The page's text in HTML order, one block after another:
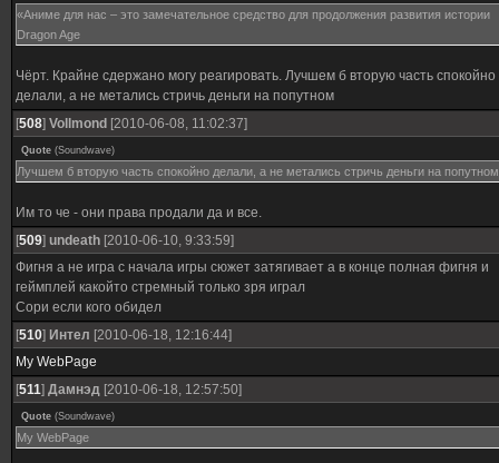
«Аниме для нас – это замечательное средство для продолжения развития истории
Dragon Age
Чёрт. Крайне сдержано могу реагировать. Лучшем б вторую часть спокойно
делали, а не метались стричь деньги на попутном
[508] Vollmond [2010-06-08, 11:02:37]
Quote (Soundwave)
Лучшем б вторую часть спокойно делали, а не метались стричь деньги на попутном
Им то че - они права продали да и все.
[509] undeath [2010-06-10, 9:33:59]
Фигня а не игра с начала игры сюжет затягивает а в конце полная фигня и
геймплей какойто стремный только зря играл
Сори если кого обидел
[510] Интел [2010-06-18, 12:16:44]
My WebPage
[511] Дамнэд [2010-06-18, 12:57:50]
Quote (Soundwave)
My WebPage